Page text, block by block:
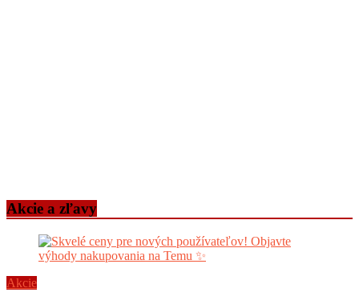
Akcie a zľavy
Akcie